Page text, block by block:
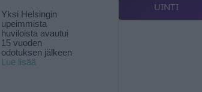
Yksi Helsingin
upeimmista
huviloista avautui
15 vuoden
odotuksen jälkeen
Lue lisää
UINTI